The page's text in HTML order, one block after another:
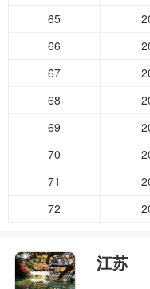
65
66
67
68
69
70
71
72
江苏